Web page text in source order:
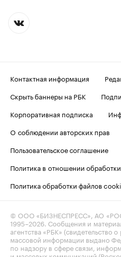
Контактная информация
Скрыть баннеры на РБК
Корпоративная подписка
О соблюдении авторских прав
Пользовательское соглашение
Политика в отношении
Политика обработки файлов
© ООО «БИЗНЕСПРЕСС», АО
1995–2026. Сообщения и
агентства «РБК» (свидетельство
массовой информации выдано
по надзору в сфере связи,